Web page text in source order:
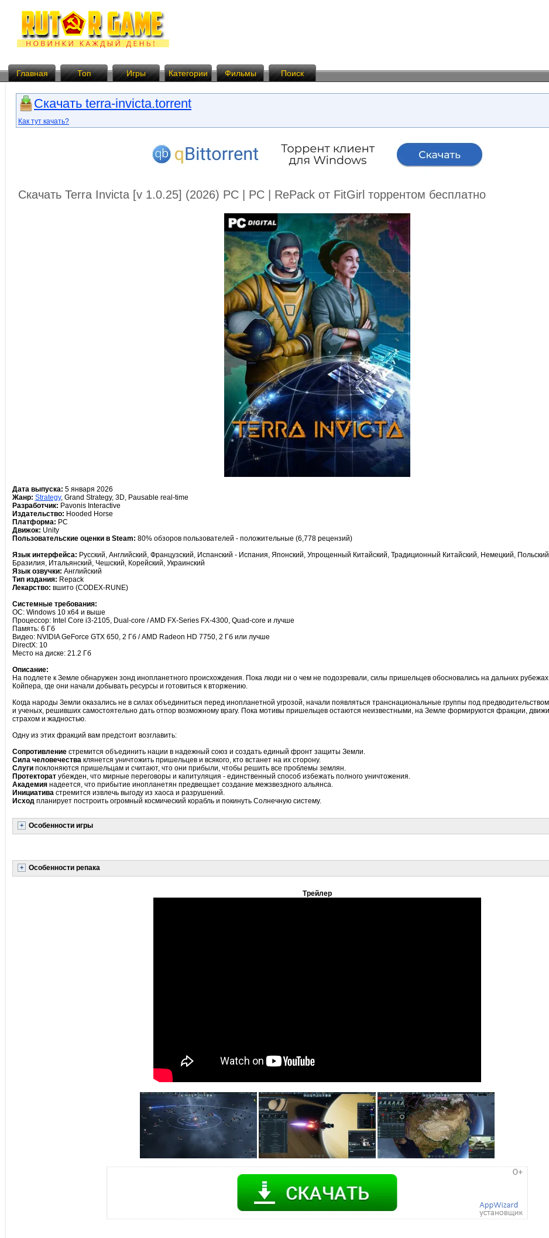
Главная Топ Игры Категории Фильмы Поиск
Скачать terra-invicta.torrent
Как тут качать?
Скачать Terra Invicta [v 1.0.25] (2026) PC | PC | RePack от FitGirl торрентом бесплатно
Дата выпуска: 5 января 2026
Жанр: Strategy, Grand Strategy, 3D, Pausable real-time
Разработчик: Pavonis Interactive
Издательство: Hooded Horse
Платформа: PC
Движок: Unity
Пользовательские оценки в Steam: 80% обзоров пользователей - положительные (6,778 рецензий)
Язык интерфейса: Русский, Английский, Французский, Испанский - Испания, Японский, Упрощенный Китайский, Традиционный Китайский, Немецкий,
Бразилия, Итальянский, Чешский, Корейский, Украинский
Язык озвучки: Английский
Тип издания: Repack
Лекарство: вшито (CODEX-RUNE)
Системные требования:
ОС: Windows 10 x64 и выше
Процессор: Intel Core i3-2105, Dual-core / AMD FX-Series FX-4300, Quad-core и лучше
Память: 6 Гб
Видео: NVIDIA GeForce GTX 650, 2 Гб / AMD Radeon HD 7750, 2 Гб или лучше
DirectX: 10
Место на диске: 21.2 Гб
Описание:
На подлете к Земле обнаружен зонд инопланетного происхождения. Пока люди ни о чем не подозревали, силы пришельцев обосновались на дальних
Койпера, где они начали добывать ресурсы и готовиться к вторжению.
Когда народы Земли оказались не в силах объединиться перед инопланетной угрозой, начали появляться транснациональные группы под
и ученых, решивших самостоятельно дать отпор возможному врагу. Пока мотивы пришельцев остаются неизвестными, на Земле формируются фракции,
страхом и жадностью.
Одну из этих фракций вам предстоит возглавить:
Сопротивлениестремится объединить нации в надежный союз и создать единый фронт защиты Земли.
Сила человечестваклянется уничтожить пришельцев и всякого, кто встанет на их сторону.
Слугипоклоняются пришельцам и считают, что они прибыли, чтобы решить все проблемы землян.
Протекторатубежден, что мирные переговоры и капитуляция - единственный способ избежать полного уничтожения.
Академиянадеется, что прибытие инопланетян предвещает создание межзвездного альянса.
Инициативастремится извлечь выгоду из хаоса и разрушений.
Исходпланирует построить огромный космический корабль и покинуть Солнечную систему.
Особенности игры
Особенности репака
Трейлер